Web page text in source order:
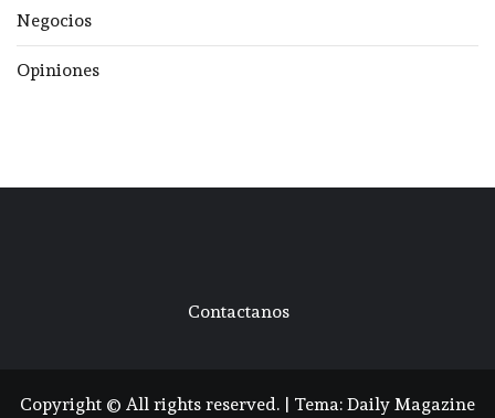
Negocios
Opiniones
Contactanos
Copyright © All rights reserved. | Tema: Daily Magazine